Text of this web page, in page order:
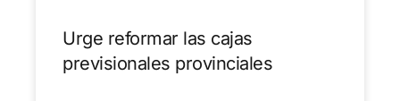
Urge reformar las cajas
previsionales provinciales